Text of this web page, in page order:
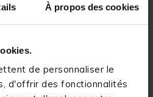
À propos des cookies
de personnaliser le
d'offrir des fonctionnalités
une attraction puissante
naturels et en arômes
plus fréquemment.
Brème est idéale
et régulière des particules,